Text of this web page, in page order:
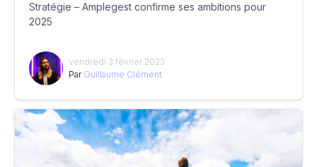
Stratégie – Amplegest confirme ses ambitions pour
2025
vendredi 3 février 2023
Par Guillaume Clément